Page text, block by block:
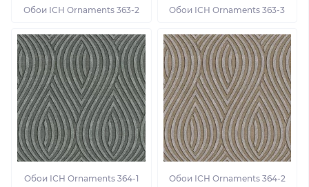
Обои ІСН Ornaments 363-2 Обои ІСН Ornaments 363-3
Обои ІСН Ornaments 364-1 Обои ІСН Ornaments 364-2